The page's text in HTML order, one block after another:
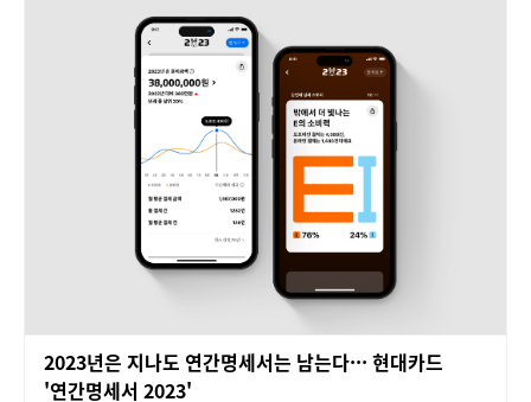
2023년은 지나도 연간명세서는 남는다··· 현대카드
'연간명세서 2023'